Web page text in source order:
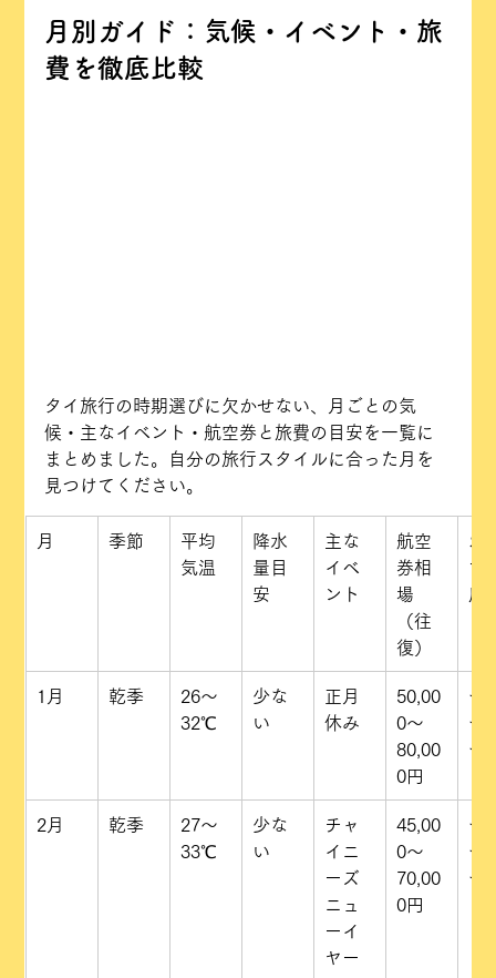
月別ガイド：気候・イベント・旅
費を徹底比較
タイ旅行の時期選びに欠かせない、月ごとの気
候・主なイベント・航空券と旅費の目安を一覧に
まとめました。自分の旅行スタイルに合った月を
見つけてください。
月 季節
平均
気温
降水
量目
安
主な
イベ
ント
航空
券相
場
（往
復）
お
す
度
1月 乾季
26〜
32℃
少な
い
正月
休み
50,00
0〜
80,00
0円
★
2月 乾季
27〜
33℃
少な
い
チャ
イニ
ーズ
ニュ
ーイ
ヤー
45,00
0〜
70,00
0円
★